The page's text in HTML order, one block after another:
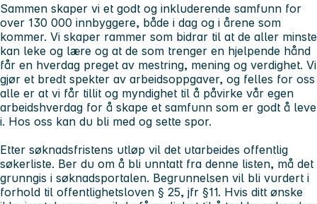
Sammen skaper vi et godt og inkluderende samfunn for
over 130 000 innbyggere, både i dag og i årene som
kommer. Vi skaper rammer som bidrar til at de aller minste
kan leke og lære og at de som trenger en hjelpende hånd
får en hverdag preget av mestring, mening og verdighet. Vi
gjør et bredt spekter av arbeidsoppgaver, og felles for oss
alle er at vi får tillit og myndighet til å påvirke vår egen
arbeidshverdag for å skape et samfunn som er godt å leve
i. Hos oss kan du bli med og sette spor.
Etter søknadsfristens utløp vil det utarbeides offentlig
søkerliste. Ber du om å bli unntatt fra denne listen, må det
grunngis i søknadsportalen. Begrunnelsen vil bli vurdert i
forhold til offentlighetsloven § 25, jfr §11. Hvis ditt ønske